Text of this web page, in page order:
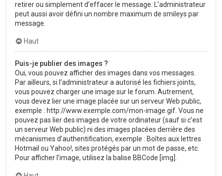
retirer ou simplement d’effacer le message. L’administrateur
peut aussi avoir défini un nombre maximum de smileys par
message.
Haut
Puis-je publier des images ?
Oui, vous pouvez afficher des images dans vos messages.
Par ailleurs, si l’administrateur a autorisé les fichiers joints,
vous pouvez charger une image sur le forum. Autrement,
vous devez lier une image placée sur un serveur Web public,
exemple : http://www.exemple.com/mon-image.gif. Vous ne
pouvez pas lier des images de votre ordinateur (sauf si c’est
un serveur Web public) ni des images placées derrière des
mécanismes d’authentification, exemple : Boîtes aux lettres
Hotmail ou Yahoo!, sites protégés par un mot de passe, etc.
Pour afficher l’image, utilisez la balise BBCode [img].